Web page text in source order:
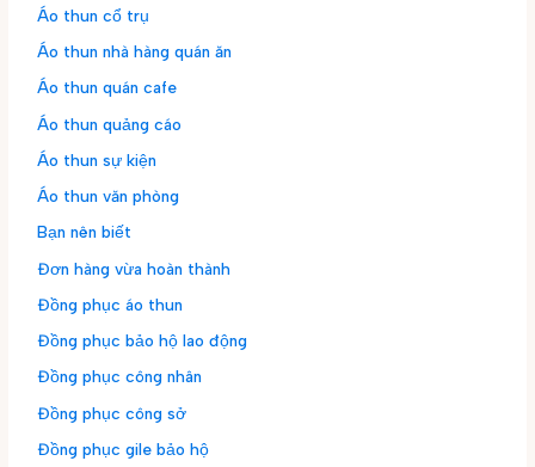
Áo thun cổ trụ
Áo thun nhà hàng quán ăn
Áo thun quán cafe
Áo thun quảng cáo
Áo thun sự kiện
Áo thun văn phòng
Bạn nên biết
Đơn hàng vừa hoàn thành
Đồng phục áo thun
Đồng phục bảo hộ lao động
Đồng phục công nhân
Đồng phục công sở
Đồng phục gile bảo hộ